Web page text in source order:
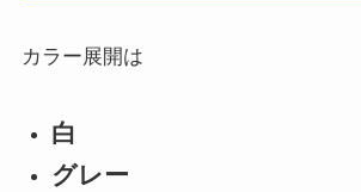
カラー展開は
白
グレー